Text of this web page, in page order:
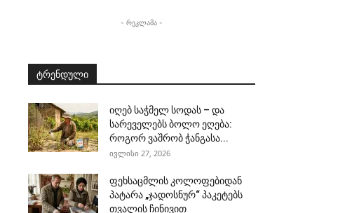
- რეკლამა -
ტრენდული
იღებ საჭმელ სოდას – და
სარეველებს ბოლო ეღება:
როგორ ვაშრობ ჭანგასა...
ივლისი 27, 2026
ფეხსაცმლის კოლოფებიდან
პატარა „ჯადოსნურ“ პაკეტებს
თვალის ჩინივით